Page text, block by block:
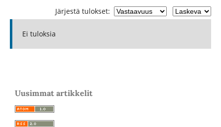
Järjestä tulokset:
Ei tuloksia
Uusimmat artikkelit